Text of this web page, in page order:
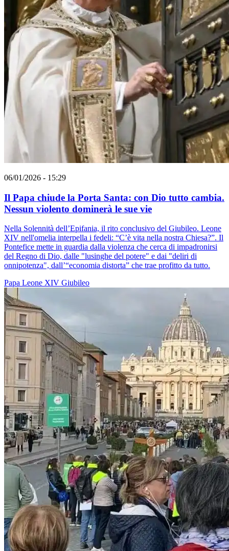
06/01/2026 - 15:29
Il Papa chiude la Porta Santa: con Dio tutto cambia.
Nessun violento dominerà le sue vie
Nella Solennità dell’Epifania, il rito conclusivo del Giubileo. Leone
XIV nell'omelia interpella i fedeli: “C’è vita nella nostra Chiesa?”. Il
Pontefice mette in guardia dalla violenza che cerca di impadronirsi
del Regno di Dio, dalle "lusinghe del potere" e dai "deliri di
onnipotenza", dall’“economia distorta” che trae profitto da tutto.
Papa Leone XIV Giubileo